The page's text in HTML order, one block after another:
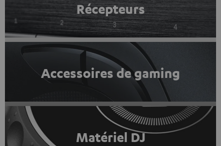
Récepteurs
Accessoires de gaming
Matériel DJ